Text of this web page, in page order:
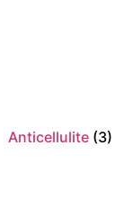
Anticellulite (3)